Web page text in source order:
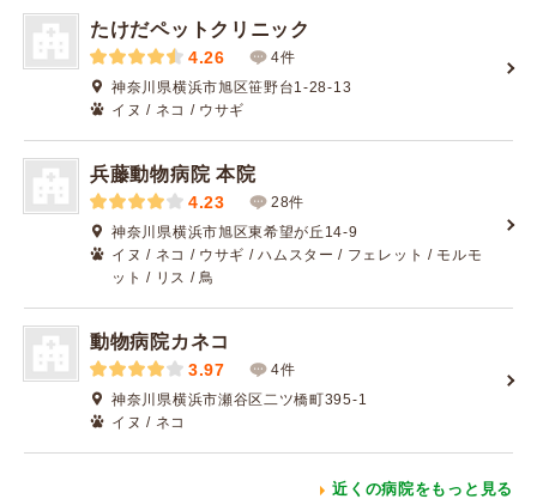
たけだペットクリニック
4.26
4件
神奈川県横浜市旭区笹野台1-28-13
イヌ / ネコ / ウサギ
兵藤動物病院 本院
4.23
28件
神奈川県横浜市旭区東希望が丘14-9
イヌ / ネコ / ウサギ / ハムスター / フェレット / モルモ
ット / リス / 鳥
動物病院カネコ
3.97
4件
神奈川県横浜市瀬谷区二ツ橋町395-1
イヌ / ネコ
近くの病院をもっと見る